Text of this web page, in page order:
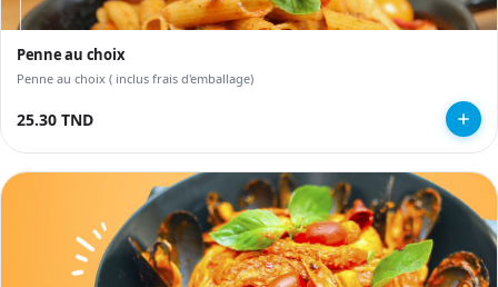
Penne au choix
Penne au choix ( inclus frais d'emballage)
25.30 TND